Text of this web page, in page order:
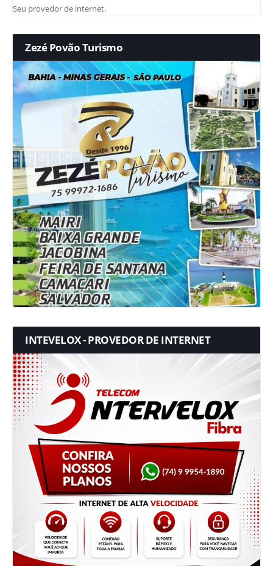
Seu provedor de internet.
Zezé Povão Turismo
INTEVELOX - PROVEDOR DE INTERNET